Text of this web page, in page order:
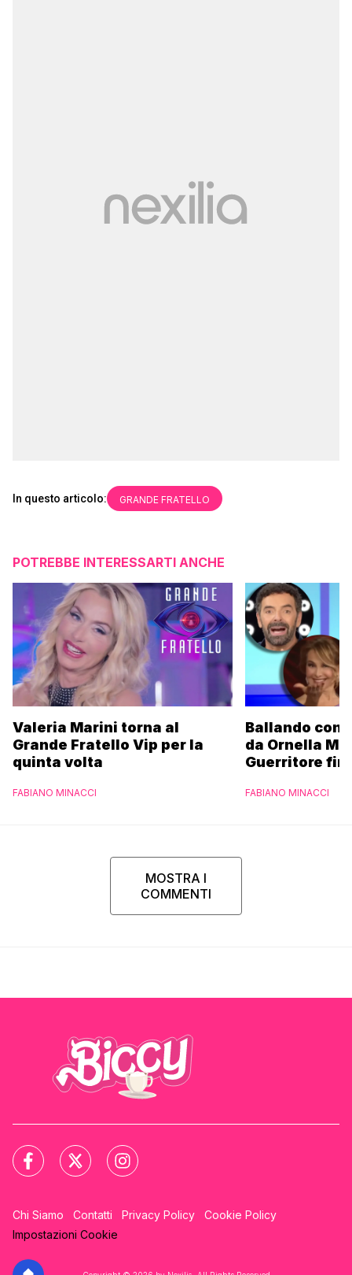
In questo articolo: GRANDE FRATELLO
POTREBBE INTERESSARTI ANCHE
Valeria Marini torna al
Grande Fratello Vip per la
quinta volta
FABIANO MINACCI
Ballando con
da Ornella
Guerritore
l’esclusiva di
FABIANO MINACCI
MOSTRA I
COMMENTI
Chi Siamo Contatti Privacy Policy
Cookie Policy
Impostazioni Cookie